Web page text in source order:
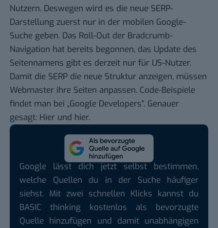
Nutzern. Deswegen wird es die neue SERP-
Darstellung zuerst nur in der mobilen Google-
Suche geben. Das Roll-Out der Bradcrumb-
Navigation hat bereits begonnen, das Update des
Seitennamens gibt es derzeit nur für US-Nutzer.
Damit die SERP die neue Struktur anzeigen, müssen
Webmaster ihre Seiten anpassen. Code-Beispiele
findet man bei „Google Developers“. Genauer
gesagt: Hier und hier.
Google lässt dich jetzt selbst bestimmen,
welche Quellen du in der Suche häufiger
siehst. Mit zwei schnellen Klicks kannst du
BASIC thinking kostenlos als bevorzugte
Quelle hinzufügen und damit unabhängigen